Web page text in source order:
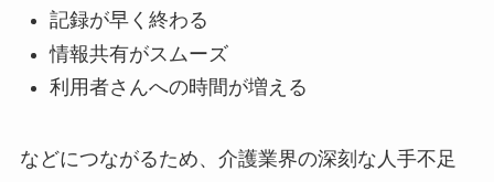
記録が早く終わる
情報共有がスムーズ
利用者さんへの時間が増える
などにつながるため、介護業界の深刻な人手不足